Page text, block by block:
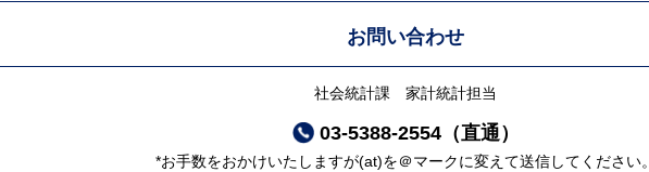
お問い合わせ
社会統計課 家計統計担当
03-5388-2554（直通）
*お手数をおかけいたしますが(at)を＠マークに変えて送信してください。